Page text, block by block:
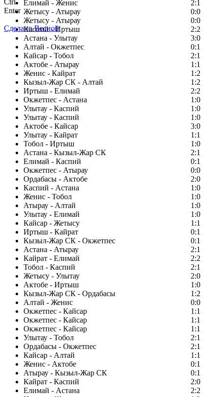
Елимай - Женис
2:1
Жетысу - Атырау
0:0
Жетысу - Атырау
0:0
Каспий - Иртыш
2:2
Астана - Улытау
3:0
Алтай - Окжетпес
0:1
Кайсар - Тобол
2:1
Актобе - Атырау
1:1
Женис - Кайрат
1:2
Кызыл-Жар СК - Алтай
1:2
Иртыш - Елимай
2:2
Окжетпес - Астана
1:0
Улытау - Каспий
1:0
Улытау - Каспий
1:0
Актобе - Кайсар
3:0
Улытау - Кайрат
1:1
Тобол - Иртыш
1:0
Астана - Кызыл-Жар СК
2:1
Елимай - Каспий
0:1
Окжетпес - Атырау
0:0
Ордабасы - Актобе
2:0
Каспий - Астана
1:0
Женис - Тобол
1:0
Атырау - Алтай
1:0
Улытау - Елимай
1:0
Кайсар - Жетысу
1:1
Иртыш - Кайрат
0:1
Кызыл-Жар СК - Окжетпес
0:1
Астана - Атырау
2:1
Кайрат - Елимай
2:2
Тобол - Каспий
2:1
Жетысу - Улытау
2:0
Актобе - Иртыш
1:0
Кызыл-Жар СК - Ордабасы
1:2
Алтай - Женис
0:0
Окжетпес - Кайсар
1:1
Окжетпес - Кайсар
1:1
Окжетпес - Кайсар
1:1
Улытау - Тобол
2:1
Ордабасы - Окжетпес
2:1
Кайсар - Алтай
1:1
Женис - Актобе
0:1
Атырау - Кызыл-Жар СК
0:1
Кайрат - Каспий
2:0
Елимай - Астана
2:2
Ctrl
Enter
Сделано Весной